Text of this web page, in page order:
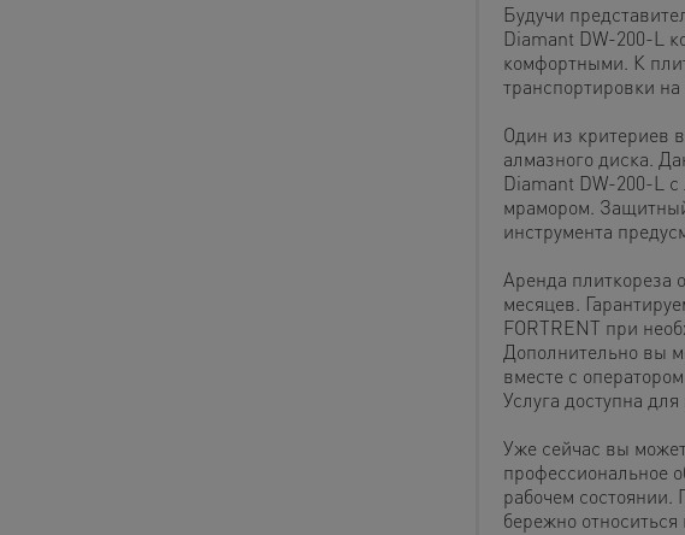
Будучи
Diamant DW-200-L
комфортными. К
транспортировки
Один из критериев
алмазного диска.
Diamant DW-200-L с
мрамором. Защитный
инструмента
Аренда плиткореза
месяцев.
FORTRENT при
Дополнительно вы
вместе с
Услуга доступна
Уже сейчас вы
профессиональное
рабочем состоянии.
бережно относиться